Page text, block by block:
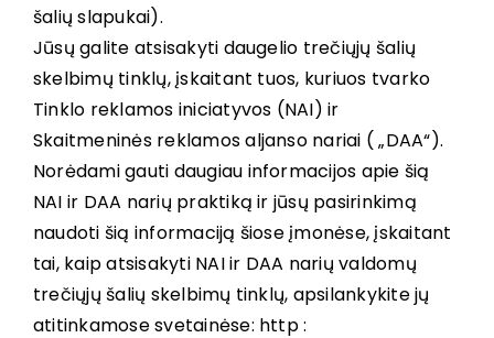
šalių slapukai).
Jūsų galite atsisakyti daugelio trečiųjų šalių
skelbimų tinklų, įskaitant tuos, kuriuos tvarko
Tinklo reklamos iniciatyvos (NAI) ir
Skaitmeninės reklamos aljanso nariai ( „DAA“).
Norėdami gauti daugiau informacijos apie šią
NAI ir DAA narių praktiką ir jūsų pasirinkimą
naudoti šią informaciją šiose įmonėse, įskaitant
tai, kaip atsisakyti NAI ir DAA narių valdomų
trečiųjų šalių skelbimų tinklų, apsilankykite jų
atitinkamose svetainėse: http :